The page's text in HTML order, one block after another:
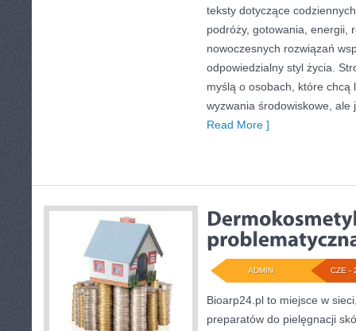
teksty dotyczące
podróży, gotowania, energii,
nowoczesnych rozwiązań
odpowiedzialny styl życia.
myślą o osobach, które chcą
wyzwania środowiskowe, ale
Read More ]
CZE -
ADMIN
Bioarp24.pl to miejsce w
preparatów do pielęgnacji